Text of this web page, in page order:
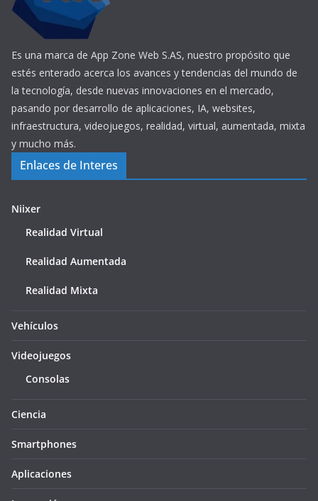
Es una marca de App Zone Web S.AS, nuestro propósito que
estés enterado acerca los avances y tendencias del mundo de
la tecnología, desde nuevas innovaciones en el mercado,
pasando por desarrollo de aplicaciones, IA, websites,
infraestructura, videojuegos, realidad, virtual, aumentada, mixta
y mucho más.
Enlaces de Interes
Niixer
Realidad Virtual
Realidad Aumentada
Realidad Mixta
Vehículos
Videojuegos
Consolas
Ciencia
Smartphones
Aplicaciones